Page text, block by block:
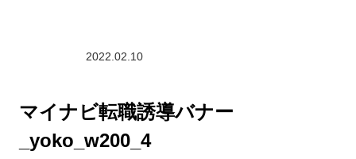
2022.02.10
マイナビ転職誘導バナー
_yoko_w200_4